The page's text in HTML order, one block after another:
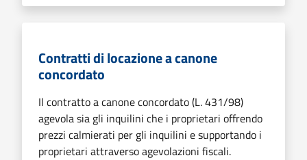
Contratti di locazione a canone
concordato
Il contratto a canone concordato (L. 431/98)
agevola sia gli inquilini che i proprietari offrendo
prezzi calmierati per gli inquilini e supportando i
proprietari attraverso agevolazioni fiscali.